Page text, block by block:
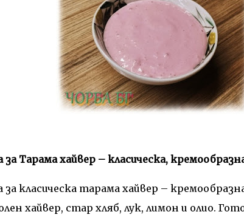
Тарама хайвер – класическа,
класическа тарама хайвер –
хайвер, стар хляб, лук, лимон и олио.